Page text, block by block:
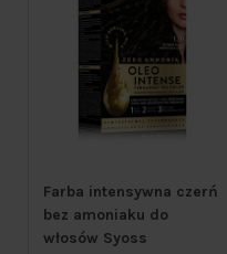
Farba intensywna czerń
bez amoniaku do
włosów Syoss